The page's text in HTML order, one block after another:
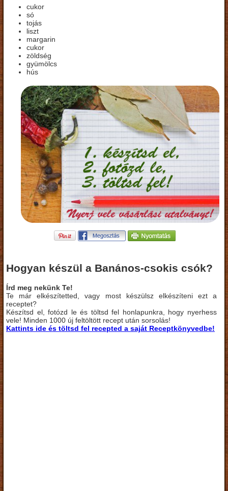
cukor
só
tojás
liszt
margarin
cukor
zöldség
gyümölcs
hús
Hogyan készül a Banános-csokis csók?
Írd meg nekünk Te!
Te már elkészítetted, vagy most készülsz elkészíteni ezt a
receptet?
Készítsd el, fotózd le és töltsd fel honlapunkra, hogy nyerhess
vele! Minden 1000 új feltöltött recept után sorsolás!
Kattints ide és töltsd fel recepted a saját Receptkönyvedbe!